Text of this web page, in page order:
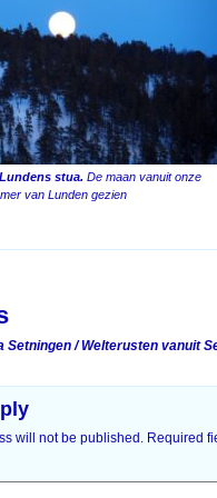
stua. De maan vanuit onze
van Lunden gezien
Setningen / Welterusten vanuit
will not be published. Required